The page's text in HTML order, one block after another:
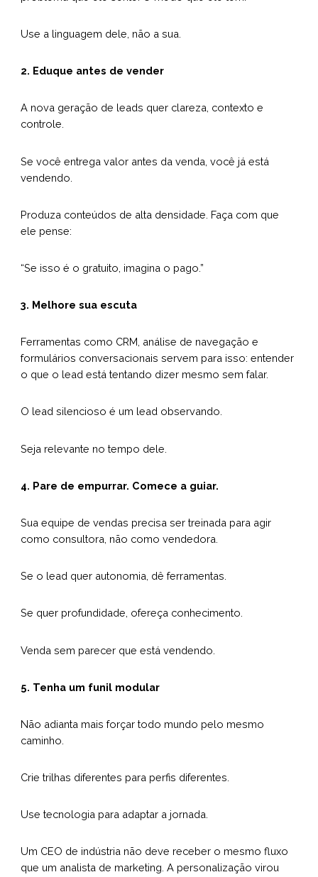
Use a linguagem dele, não a sua.
2. Eduque antes de vender
A nova geração de leads quer clareza, contexto e
controle.
Se você entrega valor antes da venda, você já está
vendendo.
Produza conteúdos de alta densidade. Faça com que
ele pense:
“Se isso é o gratuito, imagina o pago.”
3. Melhore sua escuta
Ferramentas como CRM, análise de navegação e
formulários conversacionais servem para isso: entender
o que o lead está tentando dizer mesmo sem falar.
O lead silencioso é um lead observando.
Seja relevante no tempo dele.
4. Pare de empurrar. Comece a guiar.
Sua equipe de vendas precisa ser treinada para agir
como consultora, não como vendedora.
Se o lead quer autonomia, dê ferramentas.
Se quer profundidade, ofereça conhecimento.
Venda sem parecer que está vendendo.
5. Tenha um funil modular
Não adianta mais forçar todo mundo pelo mesmo
caminho.
Crie trilhas diferentes para perfis diferentes.
Use tecnologia para adaptar a jornada.
Um CEO de indústria não deve receber o mesmo fluxo
que um analista de marketing. A personalização virou